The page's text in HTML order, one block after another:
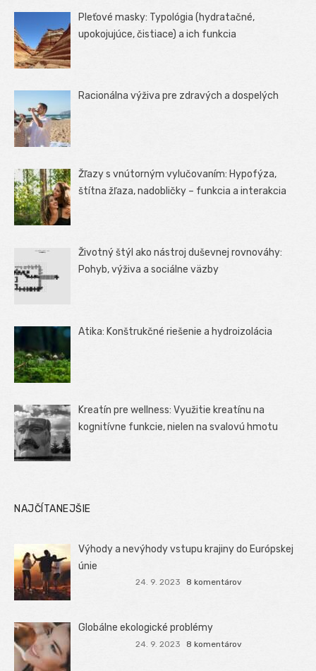
Pleťové masky: Typológia (hydratačné,
upokojujúce, čistiace) a ich funkcia
Racionálna výživa pre zdravých a dospelých
Žľazy s vnútorným vylučovaním: Hypofýza,
štítna žľaza, nadobličky – funkcia a interakcia
Životný štýl ako nástroj duševnej rovnováhy:
Pohyb, výživa a sociálne väzby
Atika: Konštrukčné riešenie a hydroizolácia
Kreatín pre wellness: Využitie kreatínu na
kognitívne funkcie, nielen na svalovú hmotu
NAJČÍTANEJŠIE
Výhody a nevýhody vstupu krajiny do Európskej
únie
24. 9. 2023 8 komentárov
Globálne ekologické problémy
24. 9. 2023 8 komentárov